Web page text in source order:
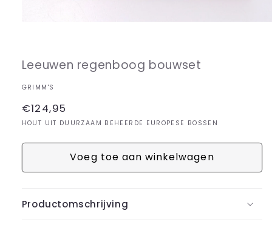
modaal
Leeuwen regenboog bouwset
GRIMM'S
Normale
prijs
€124,95
HOUT UIT DUURZAAM BEHEERDE EUROPESE BOSSEN
Voeg toe aan winkelwagen
Productomschrijving